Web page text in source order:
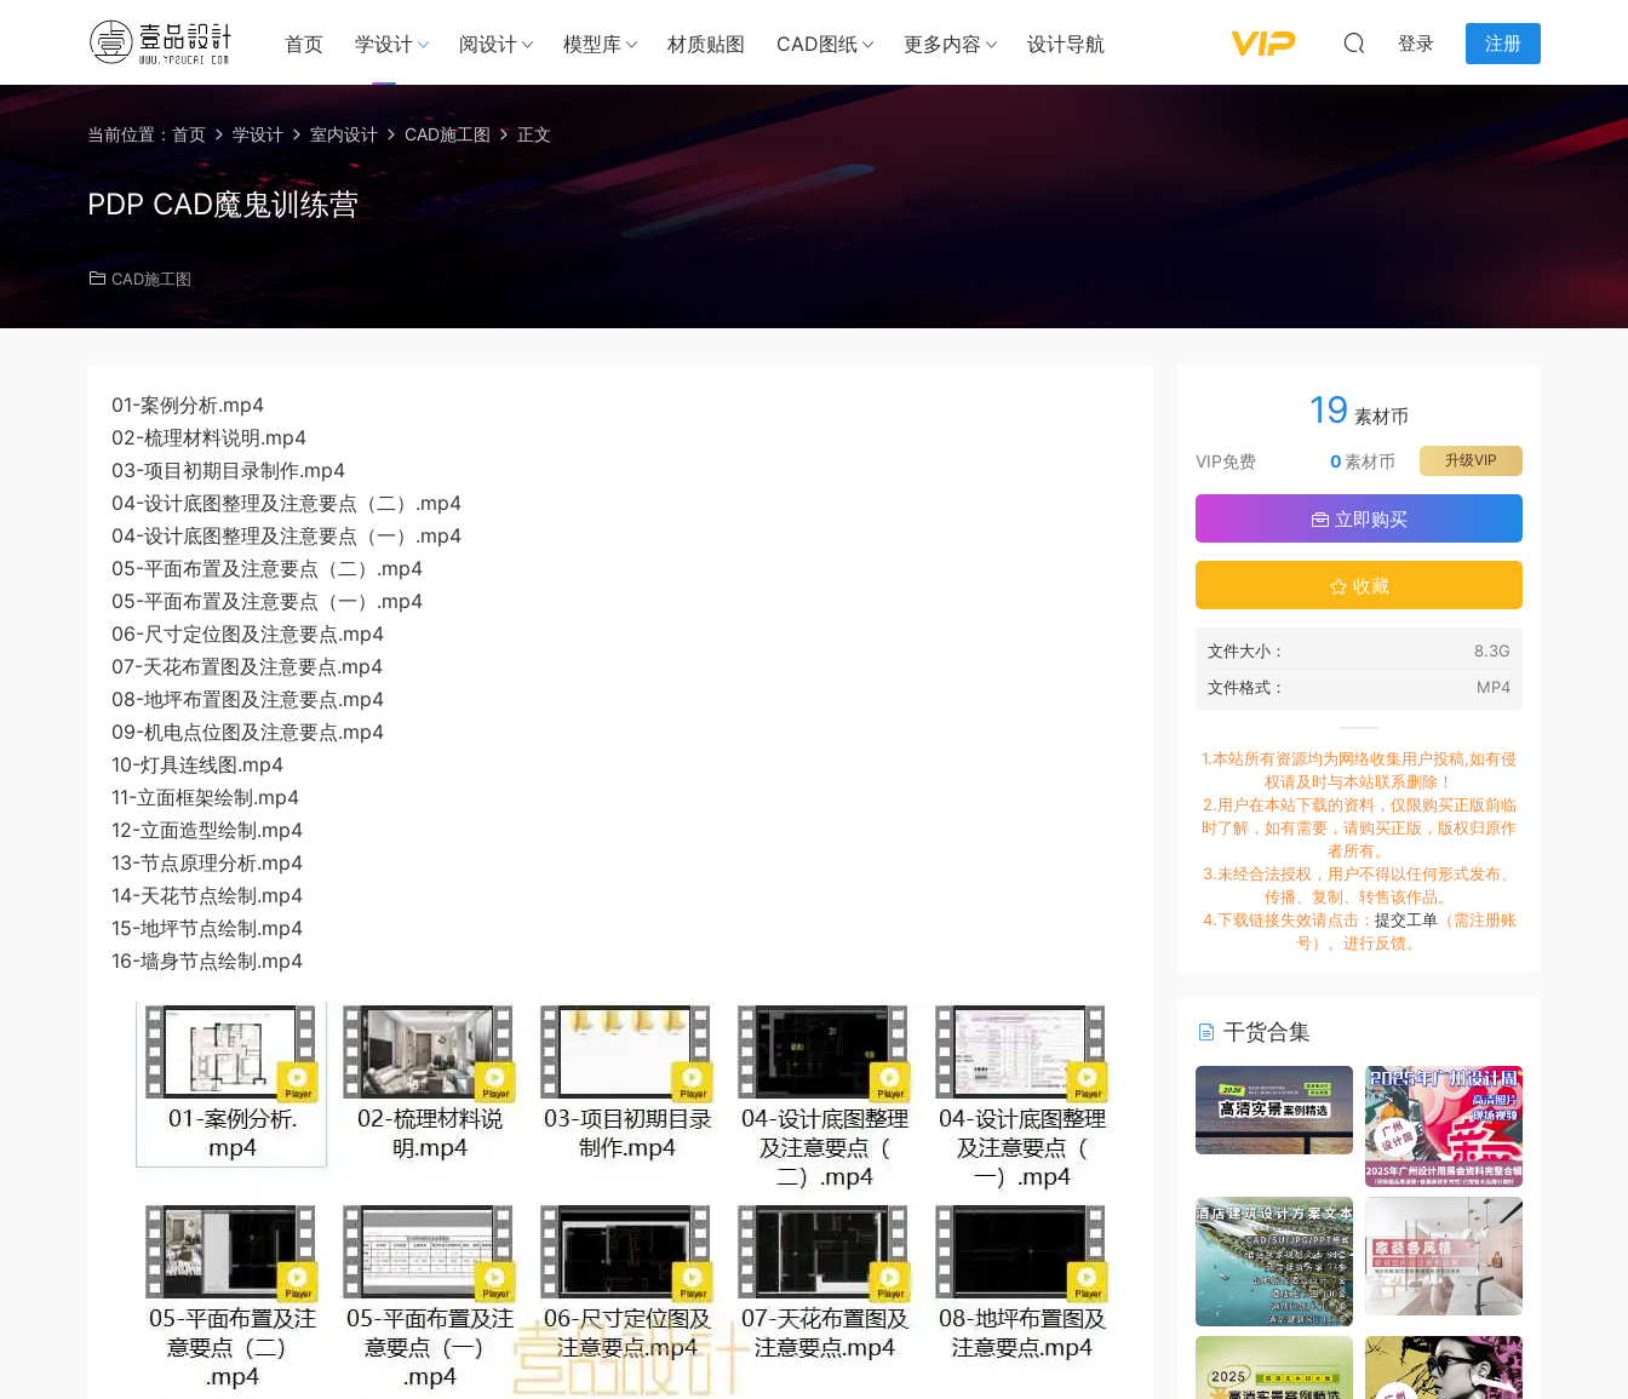
首页 学设计 阅设计 模型库 材质贴图 CAD图纸 更多内容 设计导航 登录 注册
当前位置： 首页 学设计 室内设计 CAD施工图 正文
PDP CAD魔鬼训练营
CAD施工图
01-案例分析.mp4
02-梳理材料说明.mp4
03-项目初期目录制作.mp4
04-设计底图整理及注意要点（二）.mp4
04-设计底图整理及注意要点（一）.mp4
05-平面布置及注意要点（二）.mp4
05-平面布置及注意要点（一）.mp4
06-尺寸定位图及注意要点.mp4
07-天花布置图及注意要点.mp4
08-地坪布置图及注意要点.mp4
09-机电点位图及注意要点.mp4
10-灯具连线图.mp4
11-立面框架绘制.mp4
12-立面造型绘制.mp4
13-节点原理分析.mp4
14-天花节点绘制.mp4
15-地坪节点绘制.mp4
16-墙身节点绘制.mp4
19 素材币
VIP免费 升级VIP
0素材币
立即购买
收藏
文件大小：
8.3G
文件格式：
MP4
1.本站所有资源均为网络收集用户投稿,如有侵
权请及时与本站联系删除！
2.用户在本站下载的资料，仅限购买正版前临
时了解，如有需要，请购买正版，版权归原作
者所有。
3.未经合法授权，用户不得以任何形式发布、
传播、复制、转售该作品。
4.下载链接失效请点击： 提交工单（需注册账
号）。进行反馈。
干货合集